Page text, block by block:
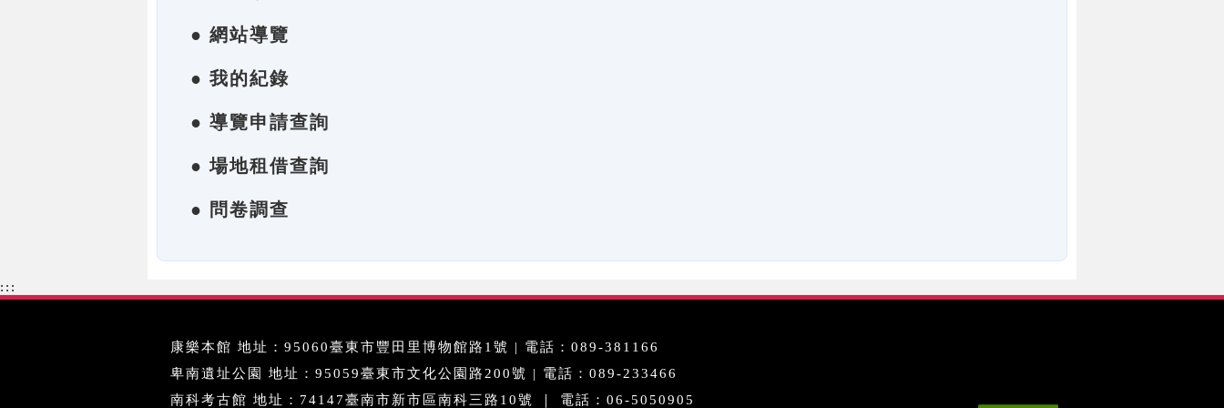
● 網站導覽
● 我的紀錄
● 導覽申請查詢
● 場地租借查詢
● 問卷調查
:::
康樂本館 地址：95060臺東市豐田里博物館路1號 | 電話：089-381166
卑南遺址公園 地址：95059臺東市文化公園路200號 | 電話：089-233466
南科考古館 地址：74147臺南市新市區南科三路10號 ｜ 電話：06-5050905